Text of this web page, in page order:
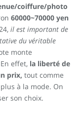
coiffure/photo
60000~70000 yen
il est important de
du véritable
monte
effet, la liberté de
prix, tout comme
à la mode. On
son choix.